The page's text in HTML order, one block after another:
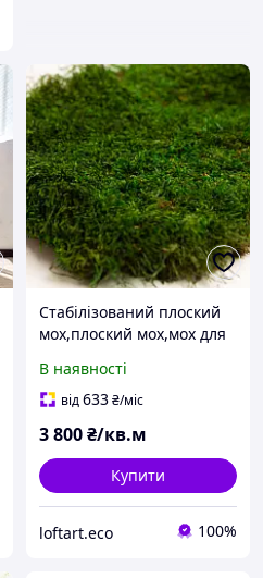
Стабілізований плоский
мох,плоский мох,мох для
В наявності
від633₴/міс
3 800₴/кв.м
Купити
loftart.eco 100%